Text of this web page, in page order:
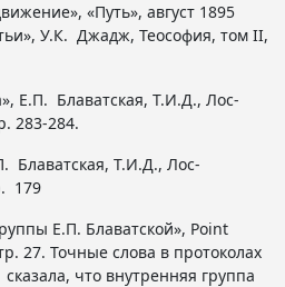
«Путь», август 1895
У.К. Джадж, Теософия, том II,
Е.П. Блаватская, Т.И.Д., Лос-
283-284.
Блаватская, Т.И.Д., Лос-
179
Е.П. Блаватской», Point
27. Точные слова в протоколах
что внутренняя группа